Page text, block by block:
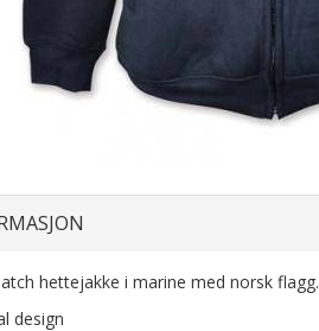
hettejakke i marine med norsk flagg.
design